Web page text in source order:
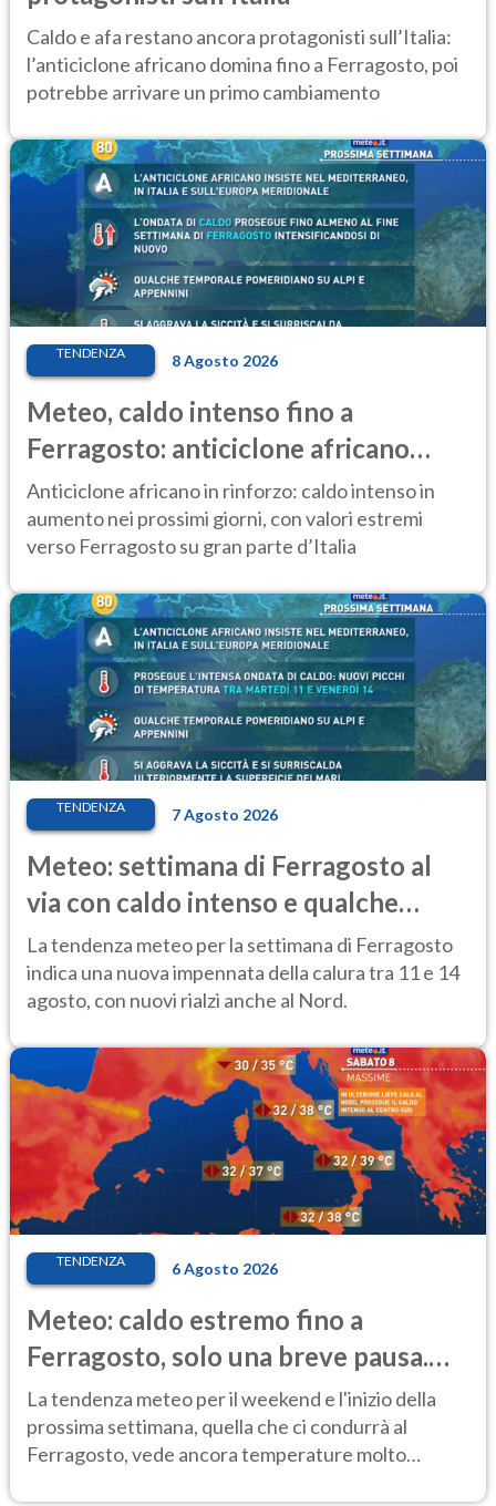
Caldo e afa restano ancora protagonisti sull’Italia:
l’anticiclone africano domina fino a Ferragosto, poi
potrebbe arrivare un primo cambiamento
TENDENZA 8 Agosto 2026
Meteo, caldo intenso fino a
Ferragosto: anticiclone africano
ancora protagonista
Anticiclone africano in rinforzo: caldo intenso in
aumento nei prossimi giorni, con valori estremi
verso Ferragosto su gran parte d’Italia
TENDENZA 7 Agosto 2026
Meteo: settimana di Ferragosto al
via con caldo intenso e qualche
temporale
La tendenza meteo per la settimana di Ferragosto
indica una nuova impennata della calura tra 11 e 14
agosto, con nuovi rialzi anche al Nord.
TENDENZA 6 Agosto 2026
Meteo: caldo estremo fino a
Ferragosto, solo una breve pausa.
Ecco dove
La tendenza meteo per il weekend e l'inizio della
prossima settimana, quella che ci condurrà al
Ferragosto, vede ancora temperature molto